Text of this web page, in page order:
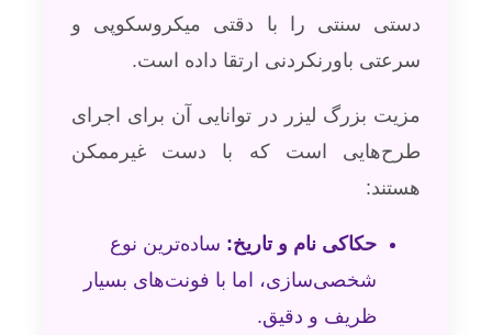
دستی سنتی را با دقتی میکروسکوپی و
سرعتی باورنکردنی ارتقا داده است.
مزیت بزرگ لیزر در توانایی آن برای اجرای
طرح‌هایی است که با دست غیرممکن
هستند:
حکاکی نام و تاریخ: ساده‌ترین نوع
شخصی‌سازی، اما با فونت‌های بسیار
ظریف و دقیق.